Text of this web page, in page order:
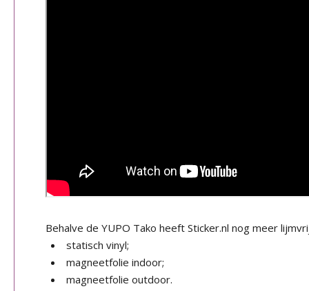
Behalve de YUPO Tako heeft Sticker.nl nog meer
statisch vinyl;
magneetfolie indoor;
magneetfolie outdoor.